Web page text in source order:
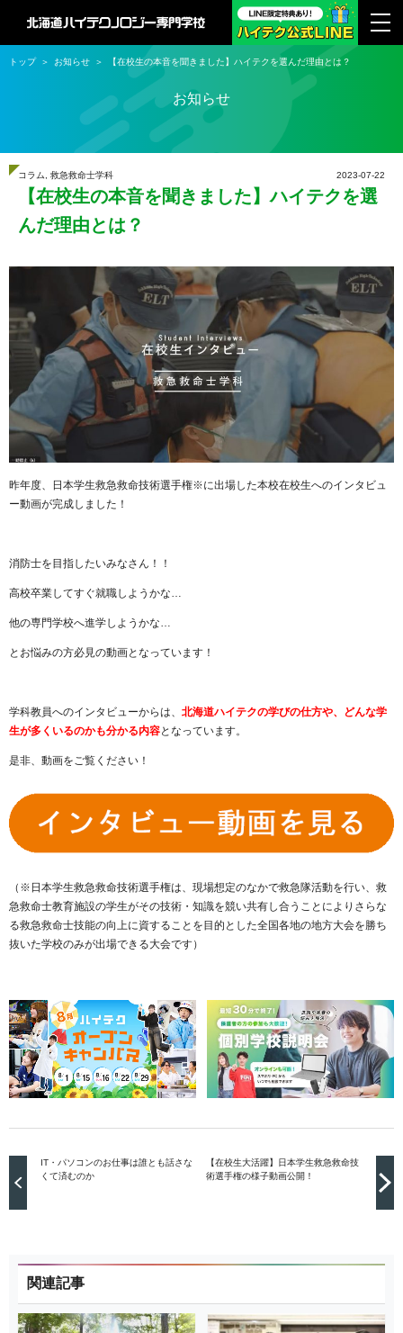
お知らせ
トップ お知らせ 【在校生の本音を聞きました】ハイテクを選んだ理由とは？
2023-07-22
コラム 救急救命士学科
【在校生の本音を聞きました】ハイテクを選
んだ理由とは？
昨年度、日本学生救急救命技術選手権※に出場した本校在校生へのインタビュ
ー動画が完成しました！
消防士を目指したいみなさん！！
高校卒業してすぐ就職しようかな…
他の専門学校へ進学しようかな…
とお悩みの方必見の動画となっています！
学科教員へのインタビューからは、 北海道ハイテクの学びの仕方や、どんな学
生が多くいるのかも分かる内容となっています。
是非、動画をご覧ください！
（※日本学生救急救命技術選手権は、現場想定のなかで救急隊活動を行い、救
急救命士教育施設の学生がその技術・知識を競い共有し合うことによりさらな
る救急救命士技能の向上に資することを目的とした全国各地の地方大会を勝ち
抜いた学校のみが出場できる大会です）
IT・パソコンのお仕事は誰とも話さな
くて済むのか
【在校生大活躍】日本学生救急救命技
術選手権の様子動画公開！
関連記事